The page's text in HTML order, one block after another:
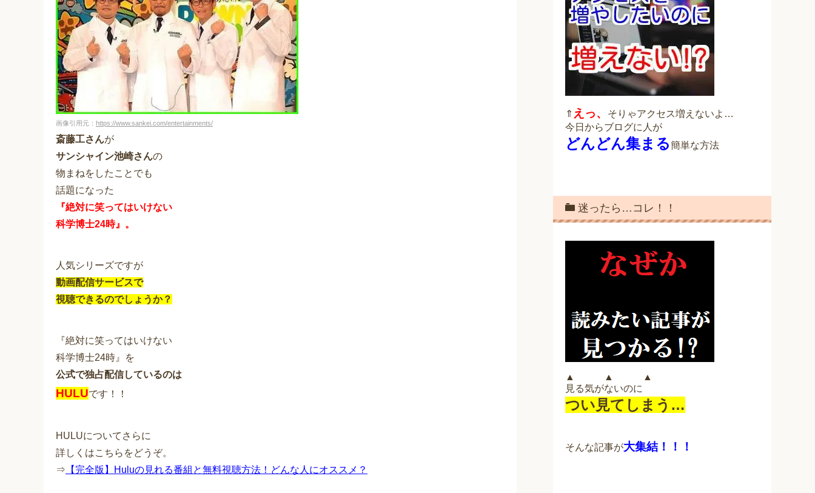
画像引用元： https://www.sankei.com/entertainments/
斎藤工さんが
サンシャイン池崎さんの
物まねをしたことでも
話題になった
『絶対に笑ってはいけない
科学博士24時』。
人気シリーズですが
動画配信サービスで
視聴できるのでしょうか？
『絶対に笑ってはいけない
科学博士24時』を
公式で独占配信しているのは
HULUです！！
HULUについてさらに
詳しくはこちらをどうぞ。
⇒ 【完全版】Huluの見れる番組と無料視聴方法！どんな人にオススメ？
⇑ えっ、
そりゃアクセス増えないよ…
今日からブログに人が
どんどん集まる簡単な方法
迷ったら…コレ！！
▲ ▲ ▲
見る気がないのに
つい見てしまう…
そんな記事が大集結！！！